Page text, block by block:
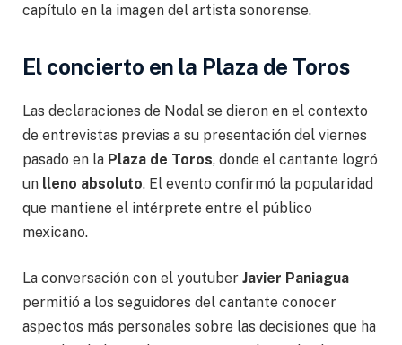
capítulo en la imagen del artista sonorense.
El concierto en la Plaza de Toros
Las declaraciones de Nodal se dieron en el contexto
de entrevistas previas a su presentación del viernes
pasado en la Plaza de Toros, donde el cantante logró
un lleno absoluto. El evento confirmó la popularidad
que mantiene el intérprete entre el público
mexicano.
La conversación con el youtuber Javier Paniagua
permitió a los seguidores del cantante conocer
aspectos más personales sobre las decisiones que ha